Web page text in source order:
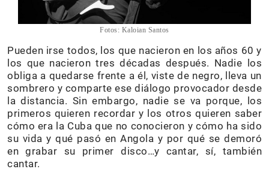
Fotos: Kaloian Santos
Pueden irse todos, los que nacieron en los años 60 y
los que nacieron tres décadas después. Nadie los
obliga a quedarse frente a él, viste de negro, lleva un
sombrero y comparte ese diálogo provocador desde
la distancia. Sin embargo, nadie se va porque, los
primeros quieren recordar y los otros quieren saber
cómo era la Cuba que no conocieron y cómo ha sido
su vida y qué pasó en Angola y por qué se demoró
en grabar su primer disco…y cantar, sí, también
cantar.